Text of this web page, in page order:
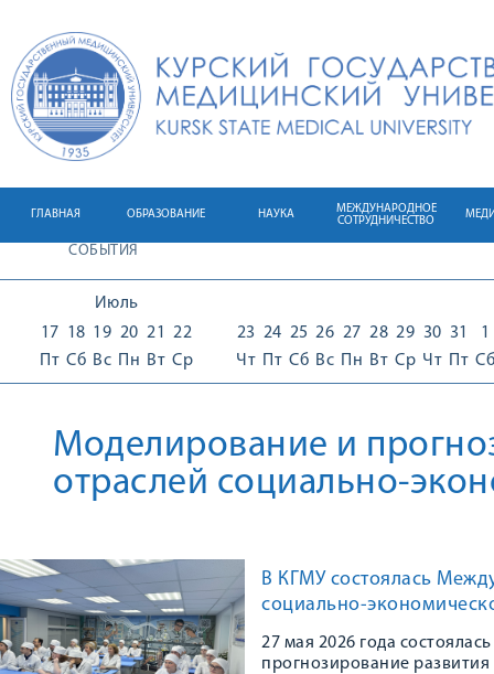
ГЛАВНАЯ ОБРАЗОВАНИЕ НАУКА
МЕЖДУНАРОДНОЕ
СОТРУДНИЧЕСТВО
СОБЫТИЯ
Июль
17
Пт
18
Сб
19
Вс
20
Пн
21
Вт
22
Ср
23
Чт
24
Пт
25
Сб
26
Вс
27
Пн
28
Вт
29
Ср
30
Чт
31
Пт
1
Сб
Моделирование и
отраслей социально-
В КГМУ состоялась
социально-
27 мая 2026 года
прогнозирование